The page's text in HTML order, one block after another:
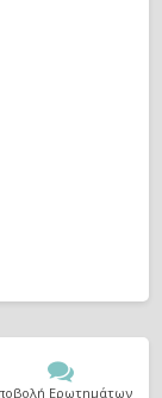
Ερωτημάτων